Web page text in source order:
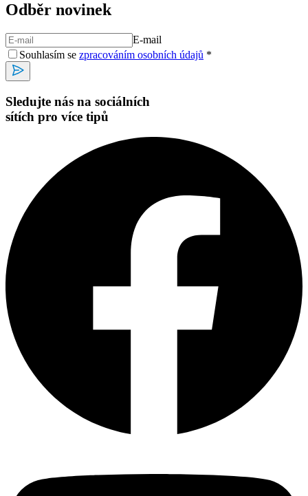
Odběr novinek
E-mail
Souhlasím se zpracováním osobních údajů *
Sledujte nás na sociálních
sítích pro více tipů